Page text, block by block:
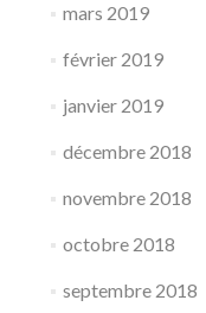
mars 2019
février 2019
janvier 2019
décembre 2018
novembre 2018
octobre 2018
septembre 2018